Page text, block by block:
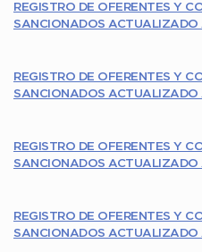
REGISTRO DE OFERENTES Y
SANCIONADOS
REGISTRO DE OFERENTES Y
SANCIONADOS
REGISTRO DE OFERENTES Y
SANCIONADOS
REGISTRO DE OFERENTES Y
SANCIONADOS